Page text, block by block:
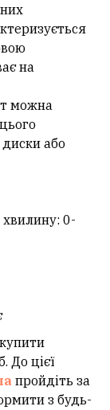
на
можна
диски або
хвилину: 0-
До цієї
пройдіть за
з будь-